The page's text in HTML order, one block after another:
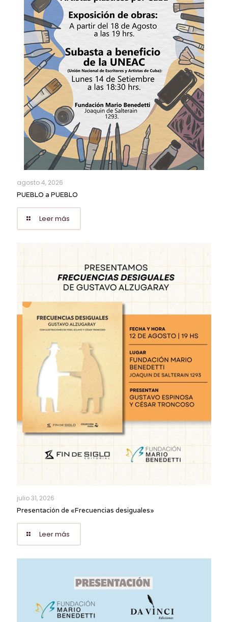
agosto 4, 2026
PUEBLO a PUEBLO
Leer más
julio 31, 2026
Presentación de «Frecuencias desiguales»
Leer más